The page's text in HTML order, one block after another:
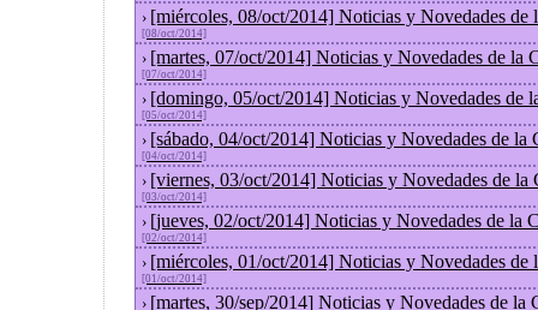
› [miércoles, 08/oct/2014] Noticias y Novedades de
[08/oct/2014]
› [martes, 07/oct/2014] Noticias y Novedades de la
[07/oct/2014]
› [domingo, 05/oct/2014] Noticias y Novedades de
[05/oct/2014]
› [sábado, 04/oct/2014] Noticias y Novedades de la
[04/oct/2014]
› [viernes, 03/oct/2014] Noticias y Novedades de la
[03/oct/2014]
› [jueves, 02/oct/2014] Noticias y Novedades de la
[02/oct/2014]
› [miércoles, 01/oct/2014] Noticias y Novedades de
[01/oct/2014]
› [martes, 30/sep/2014] Noticias y Novedades de la